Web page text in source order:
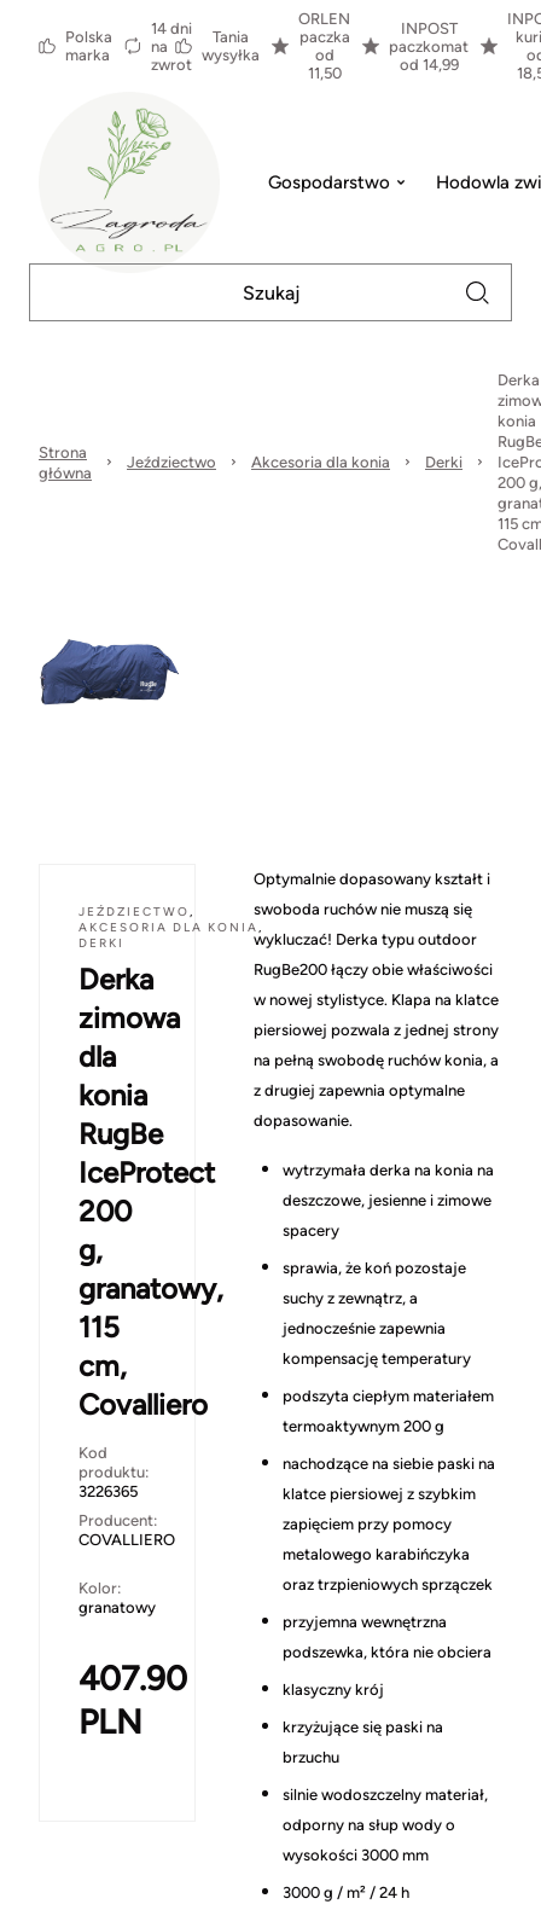
Polska
marka
14 dni
na
zwrot
Tania
wysyłka
ORLEN
paczka
od
11,50
INPOST
paczkomat
od 14,99
Gospodarstwo Hodowla
Strona
główna
Jeździectwo Akcesoria dla konia Derki
Derka
konia
200 g,
115
JEŹDZIECTWO,
AKCESORIA DLA KONIA,
DERKI
Derka
zimowa
dla
konia
RugBe
IceProtect
200
g,
granatowy,
115
cm,
Covalliero
Kod
produktu:
3226365
Producent:
COVALLIERO
Kolor:
granatowy
407.90
PLN
Optymalnie dopasowany kształt i
swoboda ruchów nie muszą się
wykluczać! Derka typu outdoor
RugBe200 łączy obie właściwości
w nowej stylistyce. Klapa na klatce
piersiowej pozwala z jednej strony
na pełną swobodę ruchów konia, a
z drugiej zapewnia optymalne
dopasowanie.
wytrzymała derka na konia na
deszczowe, jesienne i zimowe
spacery
sprawia, że koń pozostaje
suchy z zewnątrz, a
jednocześnie zapewnia
kompensację temperatury
podszyta ciepłym materiałem
termoaktywnym 200 g
nachodzące na siebie paski na
klatce piersiowej z szybkim
zapięciem przy pomocy
metalowego karabińczyka
oraz trzpieniowych sprzączek
przyjemna wewnętrzna
podszewka, która nie obciera
klasyczny krój
krzyżujące się paski na
brzuchu
silnie wodoszczelny materiał,
odporny na słup wody o
wysokości 3000 mm
3000 g / m² / 24 h